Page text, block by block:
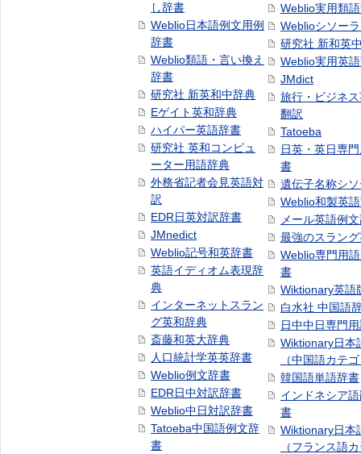
し辞書
Weblio日本語例文用例
辞書
Weblio類語・言い換え
辞書
研究社 新英和中辞典
Eゲイト英和辞典
ハイパー英語辞書
研究社 英和コンピュ
ーター用語辞典
外務省記者会見英語対
訳
EDR日英対訳辞書
JMnedict
Weblio記号和英辞書
英語イディオム表現辞
典
インターネットスラン
グ英和辞典
斎藤和英大辞典
人口統計学英英辞書
Weblio例文辞書
EDR日中対訳辞書
Weblio中日対訳辞書
Tatoeba中国語例文辞
書
Weblio実用類
Weblioシソー
研究社 新和英
Weblio実用英
JMdict
旅行・ビジネ
翻訳
Tatoeba
日英・英日専
書
遺伝子名称シ
Weblio和製英
メール英語例
最強のスラン
Weblio専門用
書
Wiktionary英語
白水社 中国語
日中中日専門
Wiktionary日本
（中国語カテ
韓国語単語辞書
インドネシア
書
Wiktionary日本
（フランス語